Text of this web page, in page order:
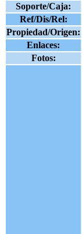
Soporte/Caja:
Ref/Dis/Rel:
Propiedad/Origen:
Enlaces:
Fotos: